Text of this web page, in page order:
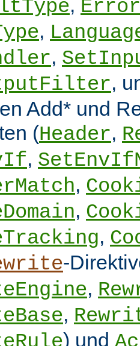
,
,
,
,
Add* und
(Header,
,
,
,
,
-
,
,
) und